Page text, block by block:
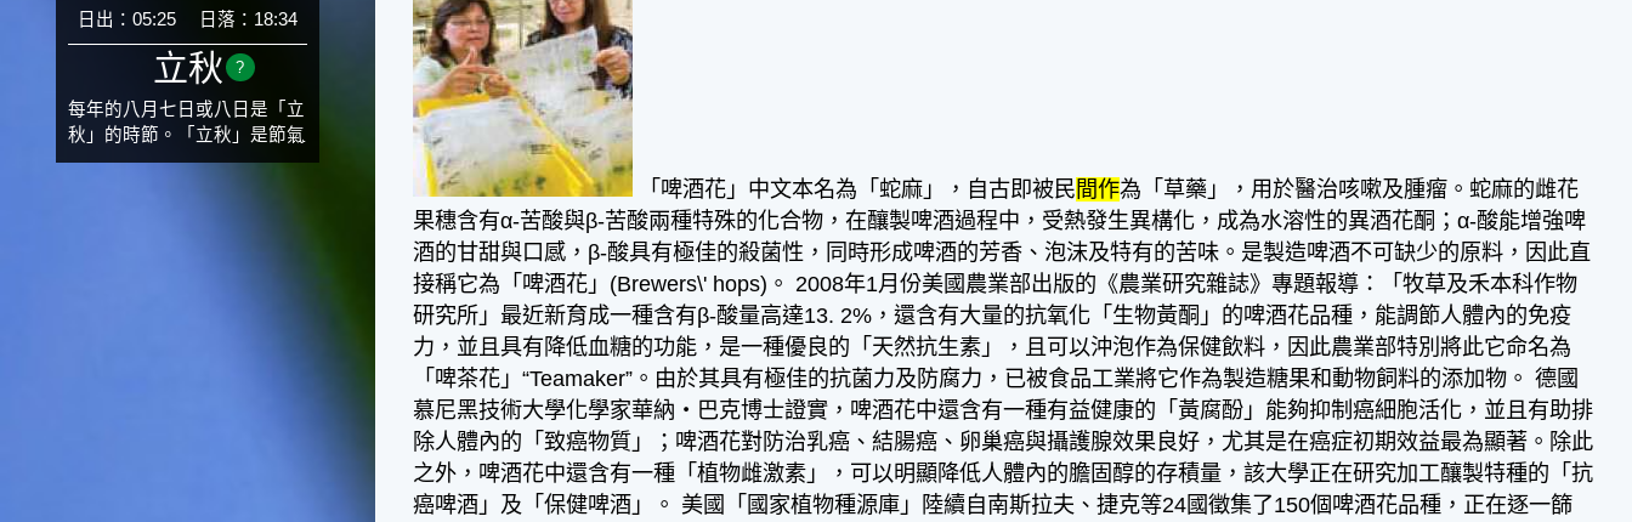
日出：05:25
日落：18:34
立秋 ?
每年的八月七日或八日是「立
秋」的時節。「立秋」是節氣
邁入秋涼的先聲，表示酷熱難
「啤酒花」中文本名為「蛇麻」，自古即被民 間作為「草藥」，用於醫治咳嗽及腫瘤。蛇麻的雌花
果穗含有α-苦酸與β-苦酸兩種特殊的化合物，在釀製啤酒過程中，受熱發生異構化，成為水溶性的異酒花酮；α-酸能增強啤
酒的甘甜與口感，β-酸具有極佳的殺菌性，同時形成啤酒的芳香、泡沫及特有的苦味。是製造啤酒不可缺少的原料，因此直
接稱它為「啤酒花」(Brewers\' hops)。 2008年1月份美國農業部出版的《農業研究雜誌》專題報導：「牧草及禾本科作物
研究所」最近新育成一種含有β-酸量高達13. 2%，還含有大量的抗氧化「生物黃酮」的啤酒花品種，能調節人體內的免疫
力，並且具有降低血糖的功能，是一種優良的「天然抗生素」，且可以沖泡作為保健飲料，因此農業部特別將此它命名為
「啤茶花」“Teamaker”。由於其具有極佳的抗菌力及防腐力，已被食品工業將它作為製造糖果和動物飼料的添加物。 德國
慕尼黑技術大學化學家華納‧巴克博士證實，啤酒花中還含有一種有益健康的「黃腐酚」能夠抑制癌細胞活化，並且有助排
除人體內的「致癌物質」；啤酒花對防治乳癌、結腸癌、卵巢癌與攝護腺效果良好，尤其是在癌症初期效益最為顯著。除此
之外，啤酒花中還含有一種「植物雌激素」，可以明顯降低人體內的膽固醇的存積量，該大學正在研究加工釀製特種的「抗
癌啤酒」及「保健啤酒」。 美國「國家植物種源庫」陸續自南斯拉夫、捷克等24國徵集了150個啤酒花品種，正在逐一篩